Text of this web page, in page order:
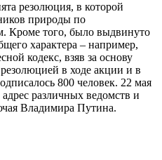
резолюция, в которой
природы по
Кроме того, было выдвинуто
характера – например,
кодекс, взяв за основу
в ходе акции и в
800 человек. 22 мая
различных ведомств и
Владимира Путина.